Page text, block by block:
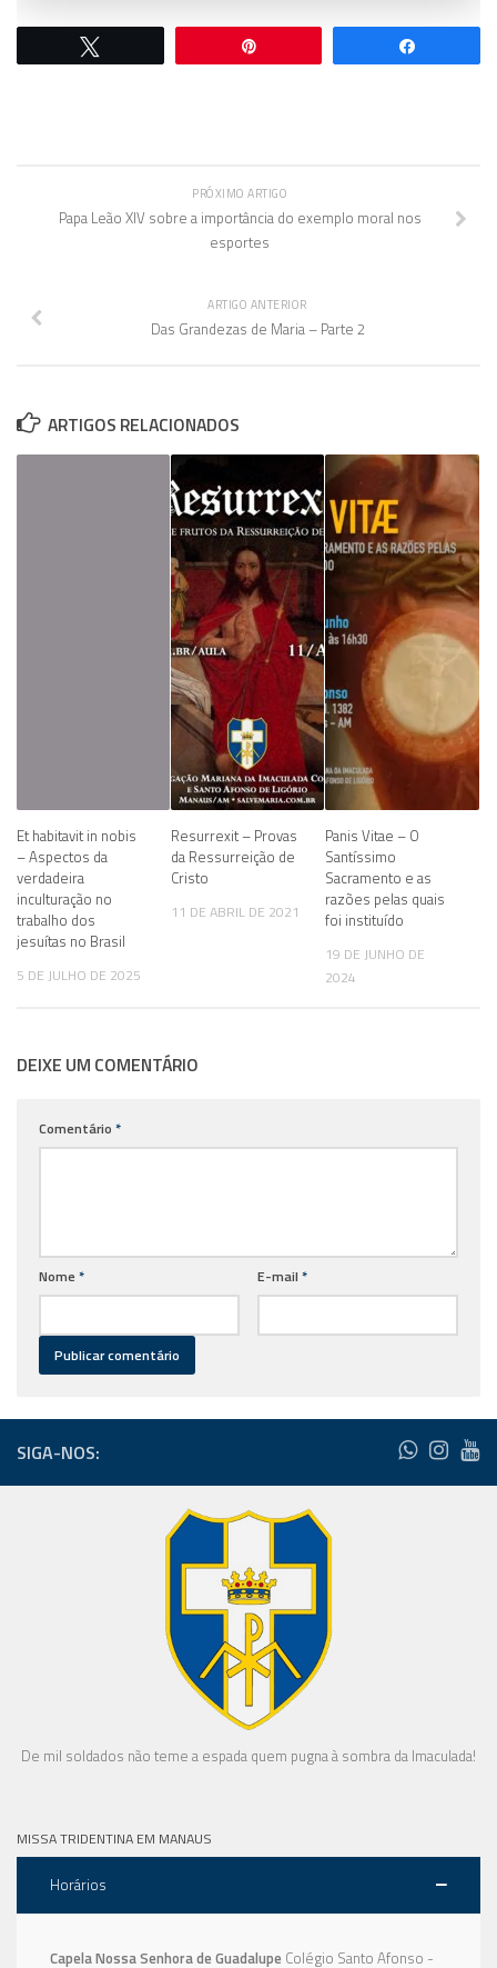
PRÓXIMO ARTIGO
Papa Leão XIV sobre a importância do exemplo moral nos
esportes
ARTIGO ANTERIOR
Das Grandezas de Maria – Parte 2
ARTIGOS RELACIONADOS
Et habitavit in nobis
– Aspectos da
verdadeira
inculturação no
trabalho dos
jesuítas no Brasil
5 DE JULHO DE 2025
Resurrexit – Provas
da Ressurreição de
Cristo
11 DE ABRIL DE 2021
Panis Vitae – O
Santíssimo
Sacramento e as
razões pelas quais
foi instituído
19 DE JUNHO DE
2024
DEIXE UM COMENTÁRIO
Comentário *
Nome * E-mail *
SIGA-NOS:
De mil soldados não teme a espada quem pugna à sombra da Imaculada!
MISSA TRIDENTINA EM MANAUS
Horários
Capela Nossa Senhora de Guadalupe Colégio Santo Afonso -